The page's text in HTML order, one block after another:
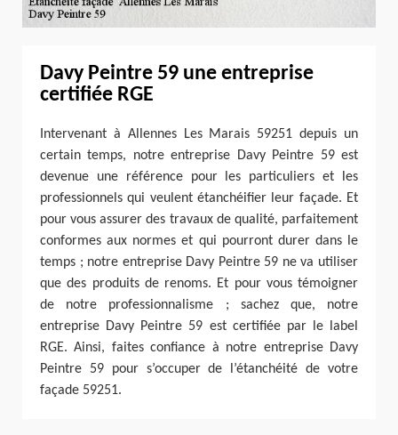
Davy Peintre 59 une entreprise
certifiée RGE
Intervenant à Allennes Les Marais 59251 depuis un
certain temps, notre entreprise Davy Peintre 59 est
devenue une référence pour les particuliers et les
professionnels qui veulent étanchéifier leur façade. Et
pour vous assurer des travaux de qualité, parfaitement
conformes aux normes et qui pourront durer dans le
temps ; notre entreprise Davy Peintre 59 ne va utiliser
que des produits de renoms. Et pour vous témoigner
de notre professionnalisme ; sachez que, notre
entreprise Davy Peintre 59 est certifiée par le label
RGE. Ainsi, faites confiance à notre entreprise Davy
Peintre 59 pour s’occuper de l’étanchéité de votre
façade 59251.